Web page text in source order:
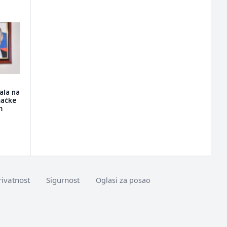
na
Sigurnost Oglasi za posao